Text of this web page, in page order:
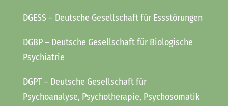
DGESS– Deutsche Gesellschaft für Essstörungen
DGBP– Deutsche Gesellschaft für Biologische
Psychiatrie
DGPT– Deutsche Gesellschaft für
Psychoanalyse, Psychotherapie, Psychosomatik